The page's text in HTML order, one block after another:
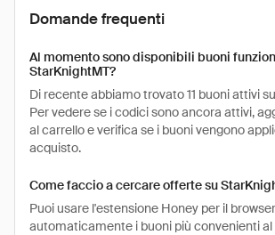
Domande frequenti
Al momento sono disponibili buoni
StarKnightMT?
Di recente abbiamo trovato 11 buoni attivi
Per vedere se i codici sono ancora attivi,
al carrello e verifica se i buoni vengono
acquisto.
Come faccio a cercare offerte su
Puoi usare l'estensione Honey per il
automaticamente i buoni più convenienti